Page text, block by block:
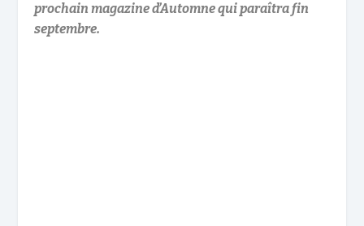
prochain magazine d’Automne qui paraîtra fin
septembre.